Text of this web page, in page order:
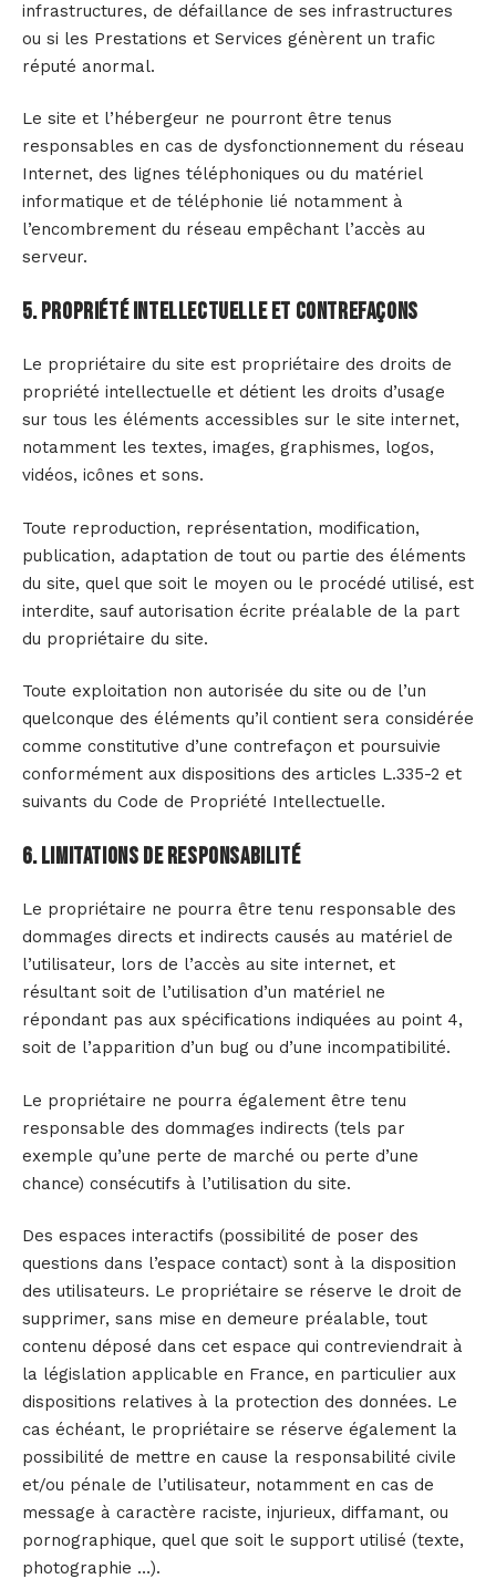
infrastructures, de défaillance de ses infrastructures
ou si les Prestations et Services génèrent un trafic
réputé anormal.
Le site et l’hébergeur ne pourront être tenus
responsables en cas de dysfonctionnement du réseau
Internet, des lignes téléphoniques ou du matériel
informatique et de téléphonie lié notamment à
l’encombrement du réseau empêchant l’accès au
serveur.
5. Propriété intellectuelle et contrefaçons
Le propriétaire du site est propriétaire des droits de
propriété intellectuelle et détient les droits d’usage
sur tous les éléments accessibles sur le site internet,
notamment les textes, images, graphismes, logos,
vidéos, icônes et sons.
Toute reproduction, représentation, modification,
publication, adaptation de tout ou partie des éléments
du site, quel que soit le moyen ou le procédé utilisé, est
interdite, sauf autorisation écrite préalable de la part
du propriétaire du site.
Toute exploitation non autorisée du site ou de l’un
quelconque des éléments qu’il contient sera considérée
comme constitutive d’une contrefaçon et poursuivie
conformément aux dispositions des articles L.335-2 et
suivants du Code de Propriété Intellectuelle.
6. Limitations de responsabilité
Le propriétaire ne pourra être tenu responsable des
dommages directs et indirects causés au matériel de
l’utilisateur, lors de l’accès au site internet, et
résultant soit de l’utilisation d’un matériel ne
répondant pas aux spécifications indiquées au point 4,
soit de l’apparition d’un bug ou d’une incompatibilité.
Le propriétaire ne pourra également être tenu
responsable des dommages indirects (tels par
exemple qu’une perte de marché ou perte d’une
chance) consécutifs à l’utilisation du site.
Des espaces interactifs (possibilité de poser des
questions dans l’espace contact) sont à la disposition
des utilisateurs. Le propriétaire se réserve le droit de
supprimer, sans mise en demeure préalable, tout
contenu déposé dans cet espace qui contreviendrait à
la législation applicable en France, en particulier aux
dispositions relatives à la protection des données. Le
cas échéant, le propriétaire se réserve également la
possibilité de mettre en cause la responsabilité civile
et/ou pénale de l’utilisateur, notamment en cas de
message à caractère raciste, injurieux, diffamant, ou
pornographique, quel que soit le support utilisé (texte,
photographie …).